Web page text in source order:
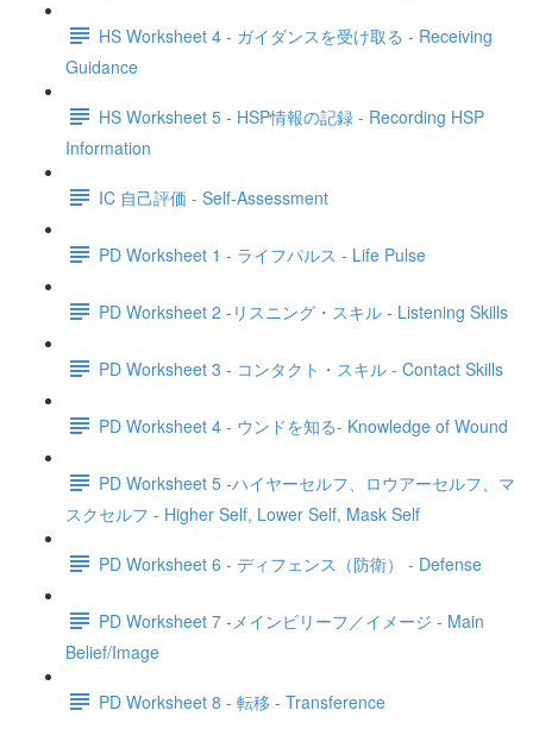
HS Worksheet 4 - ガイダンスを受け取る - Receiving
Guidance
HS Worksheet 5 - HSP情報の記録 - Recording HSP
Information
IC 自己評価 - Self-Assessment
PD Worksheet 1 - ライフパルス - Life Pulse
PD Worksheet 2 -リスニング・スキル - Listening Skills
PD Worksheet 3 - コンタクト・スキル - Contact Skills
PD Worksheet 4 - ウンドを知る- Knowledge of Wound
PD Worksheet 5 -ハイヤーセルフ、ロウアーセルフ、マ
スクセルフ - Higher Self, Lower Self, Mask Self
PD Worksheet 6 - ディフェンス（防衛） - Defense
PD Worksheet 7 -メインビリーフ／イメージ - Main
Belief/Image
PD Worksheet 8 - 転移 - Transference